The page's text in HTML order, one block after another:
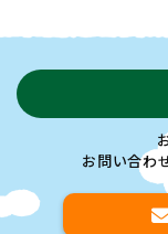
お問い合わ